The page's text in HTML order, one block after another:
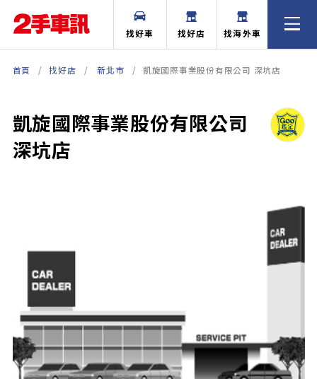
找好車 找好店 找海外車
首頁 找好店 新北市 凱旋國際事業股份有限公司 深坑店
凱旋國際事業股份有限公司
深坑店